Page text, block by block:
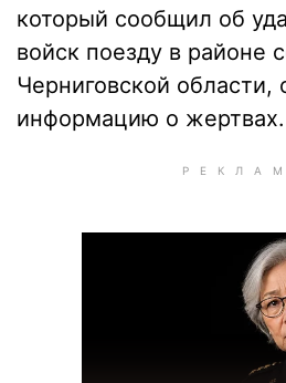
который сообщил об
войск поезду в районе
Черниговской области,
информацию о жертвах.